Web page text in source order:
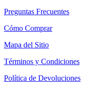
Preguntas Frecuentes
Cómo Comprar
Mapa del Sitio
Términos y Condiciones
Política de Devoluciones